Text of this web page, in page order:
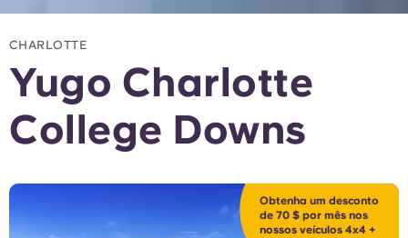
CHARLOTTE
Yugo Charlotte
College Downs
Obtenha um desconto
de 70 $ por mês nos
nossos veículos 4x4 +